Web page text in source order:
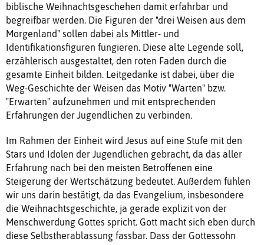
biblische Weihnachtsgeschehen damit erfahrbar und
begreifbar werden. Die Figuren der "drei Weisen aus dem
Morgenland" sollen dabei als Mittler- und
Identifikationsfiguren fungieren. Diese alte Legende soll,
erzählerisch ausgestaltet, den roten Faden durch die
gesamte Einheit bilden. Leitgedanke ist dabei, über die
Weg-Geschichte der Weisen das Motiv "Warten" bzw.
"Erwarten" aufzunehmen und mit entsprechenden
Erfahrungen der Jugendlichen zu verbinden.
Im Rahmen der Einheit wird Jesus auf eine Stufe mit den
Stars und Idolen der Jugendlichen gebracht, da das aller
Erfahrung nach bei den meisten Betroffenen eine
Steigerung der Wertschätzung bedeutet. Außerdem fühlen
wir uns darin bestätigt, da das Evangelium, insbesondere
die Weihnachtsgeschichte, ja gerade explizit von der
Menschwerdung Gottes spricht. Gott macht sich eben durch
diese Selbstherablassung fassbar. Dass der Gottessohn